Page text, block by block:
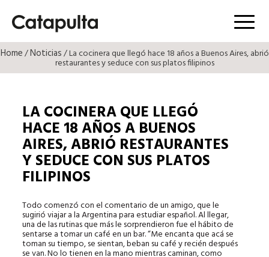
Menú
Home/Noticias/ La cocinera que llegó hace 18 años a Buenos Aires, abrió
restaurantes y seduce con sus platos filipinos
LA COCINERA QUE LLEGÓ
HACE 18 AÑOS A BUENOS
AIRES, ABRIÓ RESTAURANTES
Y SEDUCE CON SUS PLATOS
FILIPINOS
Todo comenzó con el comentario de un amigo, que le
sugirió viajar a la Argentina para estudiar español. Al llegar,
una de las rutinas que más le sorprendieron fue el hábito de
sentarse a tomar un café en un bar. “Me encanta que acá se
toman su tiempo, se sientan, beban su café y recién después
se van. No lo tienen en la mano mientras caminan, como